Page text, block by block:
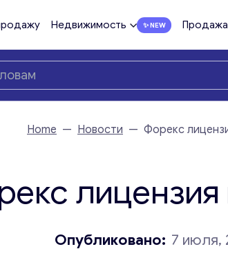
Недвижимость Продажа
Home — Новости — Форекс
лицензия
Опубликовано: 7 июля,